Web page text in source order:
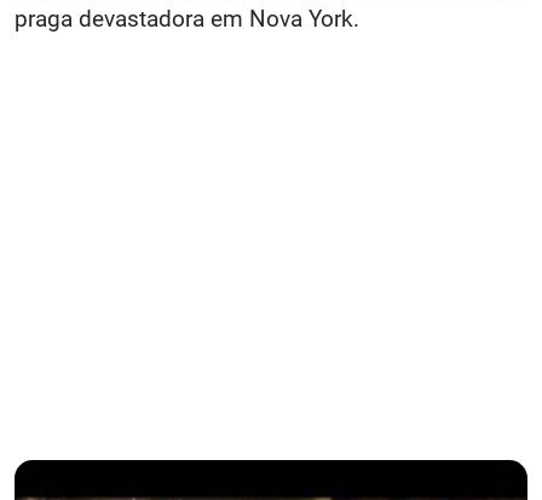
praga devastadora em Nova York.